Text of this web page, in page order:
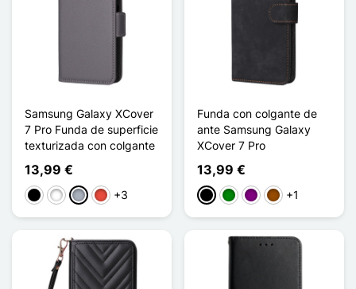
Samsung Galaxy XCover
7 Pro Funda de superficie
texturizada con colgante
13,99 €
NegroBlanco
Gris Rojo+3
Funda con colgante de
ante Samsung Galaxy
XCover 7 Pro
13,99 €
NegroVerdePúrpuraMarrón
+1